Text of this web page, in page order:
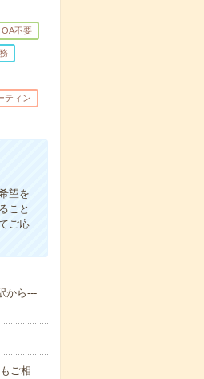
OA不要
ティン
望を
こと
ご応
から---
ご相